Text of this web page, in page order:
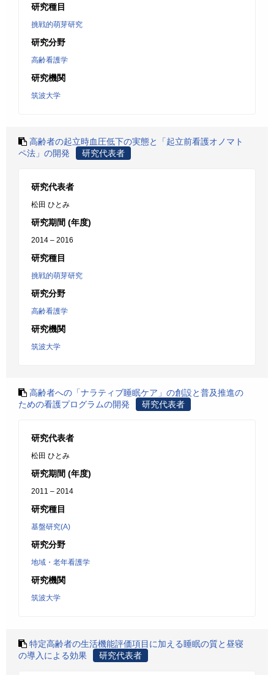
研究種目
挑戦的萌芽研究
研究分野
高齢看護学
研究機関
筑波大学
高齢者の起立時血圧低下の実態と「起立前看護オノマト
ペ法」の開発
研究代表者
研究代表者
松田 ひとみ
研究期間 (年度)
2014 – 2016
研究種目
挑戦的萌芽研究
研究分野
高齢看護学
研究機関
筑波大学
高齢者への「ナラティブ睡眠ケア」の創設と普及推進の
ための看護プログラムの開発
研究代表者
研究代表者
松田 ひとみ
研究期間 (年度)
2011 – 2014
研究種目
基盤研究(A)
研究分野
地域・老年看護学
研究機関
筑波大学
特定高齢者の生活機能評価項目に加える睡眠の質と昼寝
の導入による効果
研究代表者